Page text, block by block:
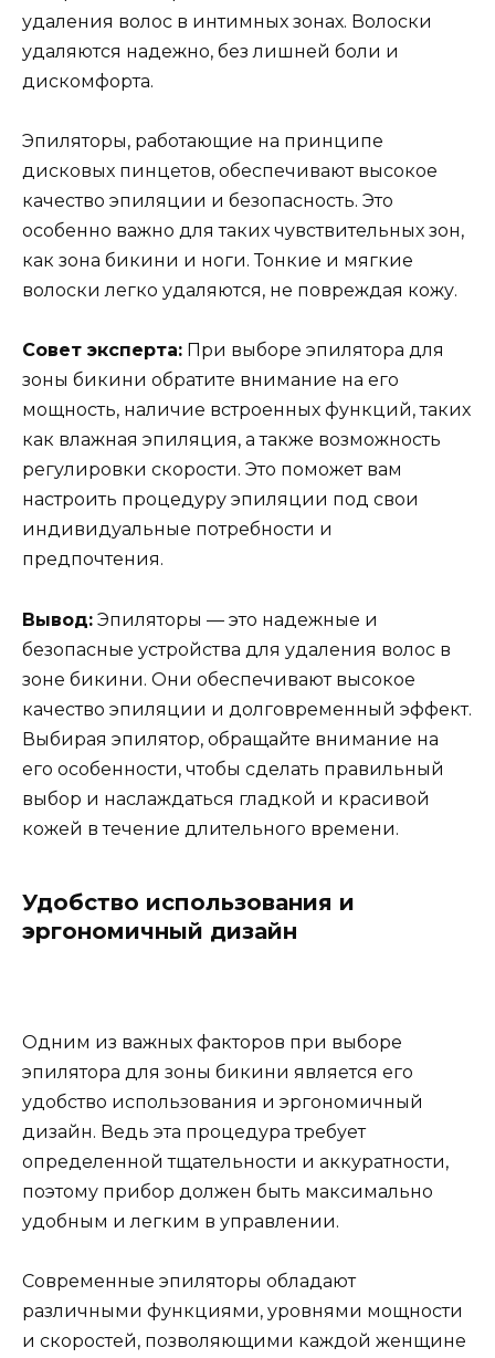
удаления волос в интимных зонах. Волоски
удаляются надежно, без лишней боли и
дискомфорта.
Эпиляторы, работающие на принципе
дисковых пинцетов, обеспечивают высокое
качество эпиляции и безопасность. Это
особенно важно для таких чувствительных зон,
как зона бикини и ноги. Тонкие и мягкие
волоски легко удаляются, не повреждая кожу.
Совет эксперта: При выборе эпилятора для
зоны бикини обратите внимание на его
мощность, наличие встроенных функций, таких
как влажная эпиляция, а также возможность
регулировки скорости. Это поможет вам
настроить процедуру эпиляции под свои
индивидуальные потребности и
предпочтения.
Вывод: Эпиляторы — это надежные и
безопасные устройства для удаления волос в
зоне бикини. Они обеспечивают высокое
качество эпиляции и долговременный эффект.
Выбирая эпилятор, обращайте внимание на
его особенности, чтобы сделать правильный
выбор и наслаждаться гладкой и красивой
кожей в течение длительного времени.
Удобство использования и
эргономичный дизайн
Одним из важных факторов при выборе
эпилятора для зоны бикини является его
удобство использования и эргономичный
дизайн. Ведь эта процедура требует
определенной тщательности и аккуратности,
поэтому прибор должен быть максимально
удобным и легким в управлении.
Современные эпиляторы обладают
различными функциями, уровнями мощности
и скоростей, позволяющими каждой женщине